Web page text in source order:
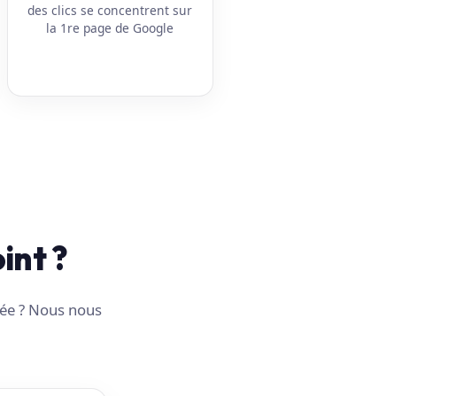
des clics se concentrent sur
la 1re page de Google
?
? Nous nous